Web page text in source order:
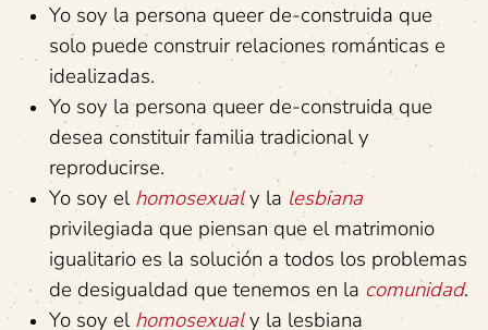
Yo soy la persona queer de-construida que
solo puede construir relaciones románticas e
idealizadas.
Yo soy la persona queer de-construida que
desea constituir familia tradicional y
reproducirse.
Yo soy elhomosexualy la lesbiana
privilegiada que piensan que el matrimonio
igualitario es la solución a todos los problemas
de desigualdad que tenemos en la comunidad.
Yo soy elhomosexualy la lesbiana